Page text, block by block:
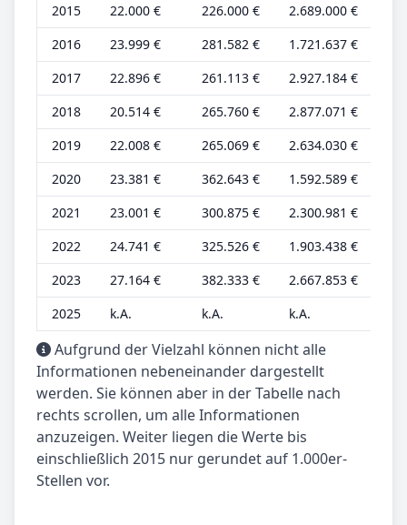
2015
22.000 € 226.000 € 2.689.000 €
2016
23.999 € 281.582 € 1.721.637 €
2017
22.896 € 261.113 € 2.927.184 €
2018
20.514 € 265.760 € 2.877.071 €
2019
22.008 € 265.069 € 2.634.030 €
2020
23.381 € 362.643 € 1.592.589 €
2021
23.001 € 300.875 € 2.300.981 €
2022
24.741 € 325.526 € 1.903.438 €
2023
27.164 € 382.333 € 2.667.853 €
2025
k.A. k.A. k.A.
Aufgrund der Vielzahl können nicht alle
Informationen nebeneinander dargestellt
werden. Sie können aber in der Tabelle nach
rechts scrollen, um alle Informationen
anzuzeigen. Weiter liegen die Werte bis
einschließlich 2015 nur gerundet auf 1.000er-
Stellen vor.